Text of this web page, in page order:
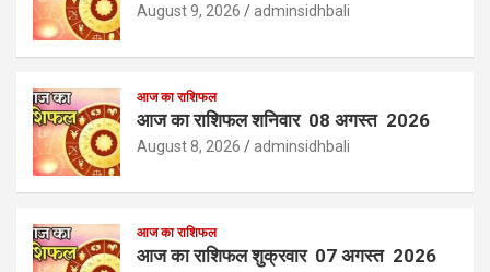
August 9, 2026 adminsidhbali
आज का राशिफल
आज का राशिफल शनिवार 08 अगस्त 2026
August 8, 2026 adminsidhbali
आज का राशिफल
आज का राशिफल शुक्रवार 07 अगस्त 2026